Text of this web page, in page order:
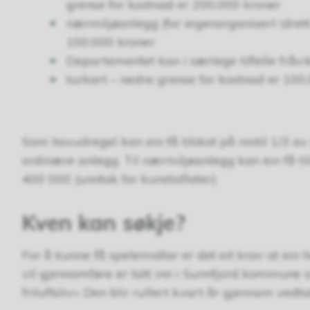
grense for kostnad er 200.000 kroner
nærmiljøanlegg (for eigenorganisert
100.000 kroner
Departementet kan i særlege tilfelle
turkart – nedre grense for kostnad er
Som hovudregel kan ein få tilskot på inntil 1/3
ordinære anlegg. Til nærmiljøanlegg kan ein få
400 000 (unntak for kunstisflater)
Kven kan søkje?
For å kunne få spelemidlar er det eit krav at
vil gjennomføre er tatt inn i Sunnfjord kommune
friluftsliv». Den blir rullert kvart år gjennom